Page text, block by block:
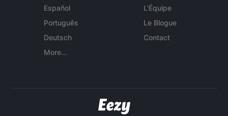
Español
Português
Deutsch
More...
L'Équipe
Le Blogue
Contact